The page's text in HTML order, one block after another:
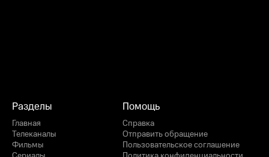
Разделы
Главная
Телеканалы
Фильмы
Помощь
Справка
Отправить обращение
Пользовательское соглашение